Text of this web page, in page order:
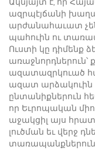
ազրպէյճանի
արժանահաւատ չեն
պահուին ու
Ուստի կը դիմենք
առաջնորդներուն՝
ազատազրկուած
ազատ արձակուին
ընտանիքներուն
որ Եւրոպական
աջակցիլ այս
լուծման եւ վերջ